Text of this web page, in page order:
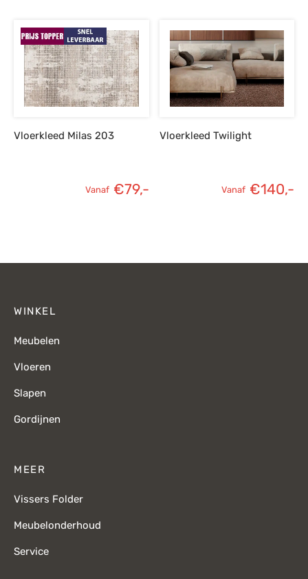
Vloerkleed Milas 203
Vanaf €79,-
Vloerkleed Twilight
Vanaf €140,-
WINKEL
Meubelen
Vloeren
Slapen
Gordijnen
MEER
Vissers Folder
Meubelonderhoud
Service